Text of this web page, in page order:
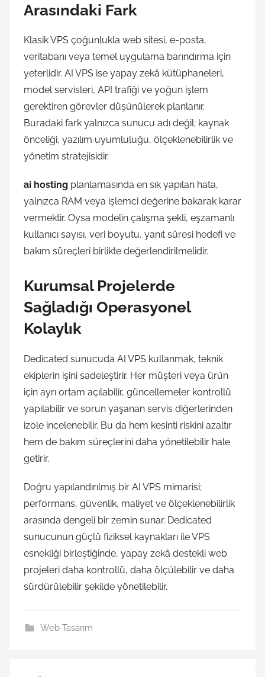
Arasındaki Fark
Klasik VPS çoğunlukla web sitesi, e-posta,
veritabanı veya temel uygulama barındırma için
yeterlidir. AI VPS ise yapay zekâ kütüphaneleri,
model servisleri, API trafiği ve yoğun işlem
gerektiren görevler düşünülerek planlanır.
Buradaki fark yalnızca sunucu adı değil; kaynak
önceliği, yazılım uyumluluğu, ölçeklenebilirlik ve
yönetim stratejisidir.
ai hosting planlamasında en sık yapılan hata,
yalnızca RAM veya işlemci değerine bakarak karar
vermektir. Oysa modelin çalışma şekli, eşzamanlı
kullanıcı sayısı, veri boyutu, yanıt süresi hedefi ve
bakım süreçleri birlikte değerlendirilmelidir.
Kurumsal Projelerde
Sağladığı Operasyonel
Kolaylık
Dedicated sunucuda AI VPS kullanmak, teknik
ekiplerin işini sadeleştirir. Her müşteri veya ürün
için ayrı ortam açılabilir, güncellemeler kontrollü
yapılabilir ve sorun yaşanan servis diğerlerinden
izole incelenebilir. Bu da hem kesinti riskini azaltır
hem de bakım süreçlerini daha yönetilebilir hale
getirir.
Doğru yapılandırılmış bir AI VPS mimarisi;
performans, güvenlik, maliyet ve ölçeklenebilirlik
arasında dengeli bir zemin sunar. Dedicated
sunucunun güçlü fiziksel kaynakları ile VPS
esnekliği birleştiğinde, yapay zekâ destekli web
projeleri daha kontrollü, daha ölçülebilir ve daha
sürdürülebilir şekilde yönetilebilir.
Web Tasarım